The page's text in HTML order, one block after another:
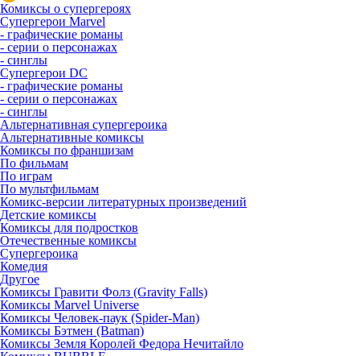
Комиксы о супергероях
Супергерои Marvel
- графические романы
- серии о персонажах
- синглы
Супергерои DC
- графические романы
- серии о персонажах
- синглы
Альтернативная супергероика
Альтернативные комиксы
Комиксы по франшизам
По фильмам
По играм
По мультфильмам
Комикс-версии литературных произведений
Детские комиксы
Комиксы для подростков
Отечественные комиксы
Супергероика
Комедия
Другое
Комиксы Гравити Фолз (Gravity Falls)
Комиксы Marvel Universe
Комиксы Человек-паук (Spider-Man)
Комиксы Бэтмен (Batman)
Комиксы Земля Королей Федора Нечитайло